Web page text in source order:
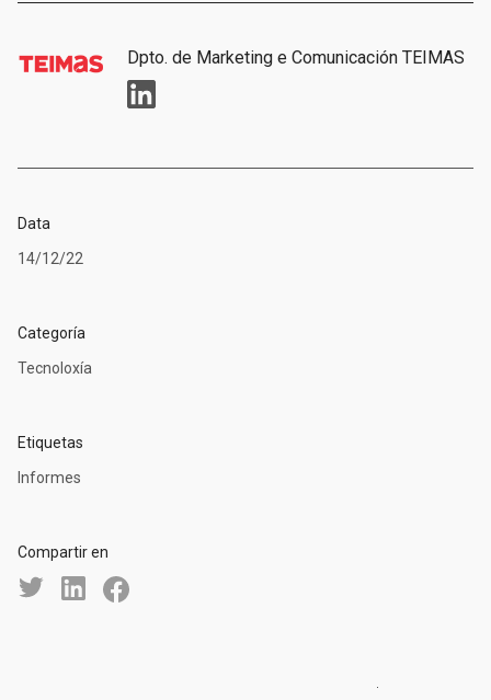
Dpto. de Marketing e Comunicación TEIMAS
Data
14/12/22
Categoría
Tecnoloxía
Etiquetas
Informes
Compartir en